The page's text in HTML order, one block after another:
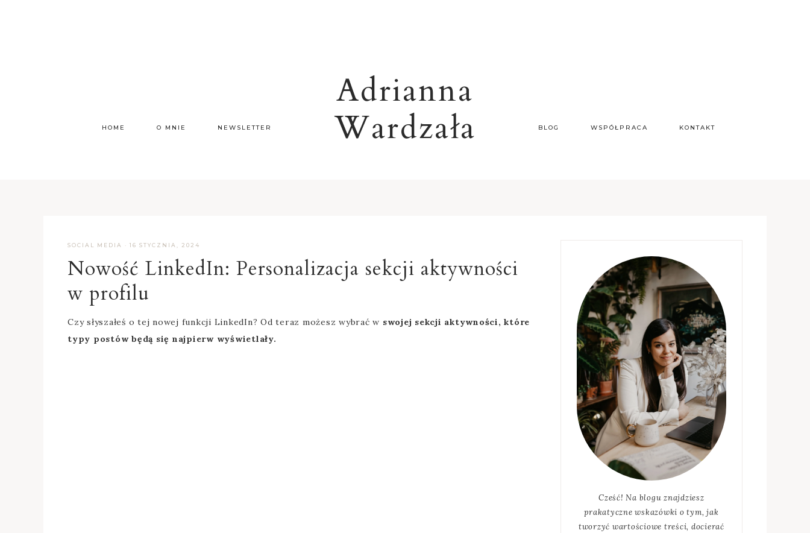
Adrianna
Wardzała
HOME O MNIE NEWSLETTER BLOG WSPÓŁPRACA KONTAKT
SOCIAL MEDIA · 16 STYCZNIA, 2024
Nowość LinkedIn: Personalizacja sekcji aktywności
w profilu
Czy słyszałeś o tej nowej funkcji LinkedIn? Od teraz możesz wybrać w swojej sekcji aktywności, które
typy postów będą się najpierw wyświetlały.
Cześć! Na blogu znajdziesz
prakatyczne wskazówki o tym, jak
tworzyć wartościowe treści, docierać